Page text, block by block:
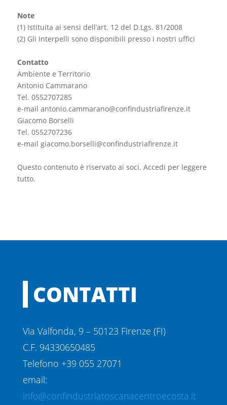
Note
(1) Istituita ai sensi dell’art. 12 del D.Lgs. 81/2008
(2) Gli Interpelli sono disponibili presso i nostri uffici
Contatto
Ambiente e Territorio
Antonio Cammarano
Tel. 0552707285
e-mail antonio.cammarano@confindustriafirenze.it
Giacomo Borselli
Tel. 0552707236
e-mail giacomo.borselli@confindustriafirenze.it
Questo contenuto è riservato ai soci. Accedi per leggere
tutto.
CONTATTI
Via Valfonda, 9 – 50123 Firenze (FI)
C.F. 94330650485
Telefono +39 055 27071
email:
info@confindustriatoscanacentroecosta.it